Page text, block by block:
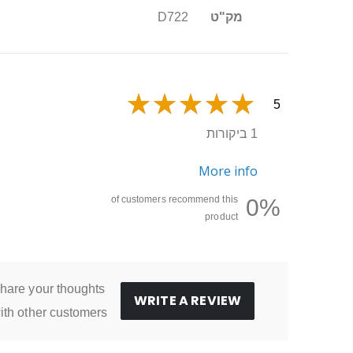
מק"ט
D722
5
1 ביקורות
More info
0%
of customers recommend this
product
WRITE A REVIEW
your thoughts
other customers